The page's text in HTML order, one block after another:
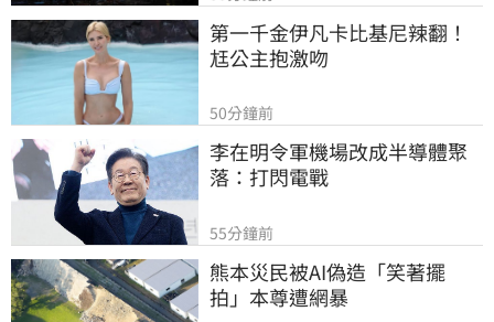
第一千金伊凡卡比基尼辣翻！
尪公主抱激吻
50分鐘前
李在明令軍機場改成半導體聚
落：打閃電戰
55分鐘前
熊本災民被AI偽造「笑著擺
拍」本尊遭網暴